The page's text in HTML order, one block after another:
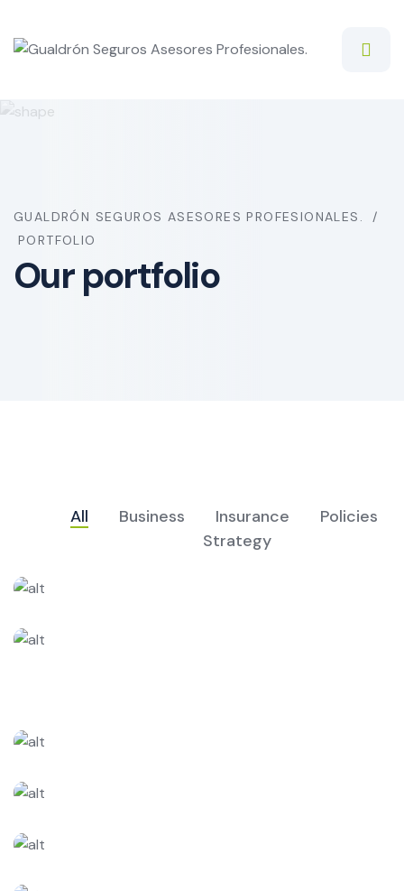
GUALDRÓN SEGUROS ASESORES PROFESIONALES.
PORTFOLIO
Our portfolio
All Business Insurance
Policies
Strategy